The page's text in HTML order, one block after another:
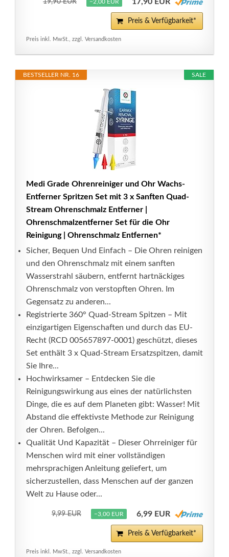
19,90 EUR −2,00 EUR
Preis & Verfügbarkeit*
Preis inkl. MwSt., zzgl. Versandkosten
SALE
BESTSELLER NR. 16
Medi Grade Ohrenreiniger und Ohr Wachs-
Entferner Spritzen Set mit 3 x Sanften Quad-
Stream Ohrenschmalz Entferner |
Ohrenschmalzentferner Set für die Ohr
Reinigung | Ohrenschmalz Entfernen*
Sicher, Bequen Und Einfach – Die Ohren reinigen
und den Ohrenschmalz mit einem sanften
Wasserstrahl säubern, entfernt hartnäckiges
Ohrenschmalz von verstopften Ohren. Im
Gegensatz zu anderen...
Registrierte 360° Quad-Stream Spitzen – Mit
einzigartigen Eigenschaften und durch das EU-
Recht (RCD 005657897-0001) geschützt, dieses
Set enthält 3 x Quad-Stream Ersatzspitzen, damit
Sie Ihre...
Hochwirksamer – Entdecken Sie die
Reinigungswirkung aus eines der natürlichsten
Dinge, die es auf dem Planeten gibt: Wasser! Mit
Abstand die effektivste Methode zur Reinigung
der Ohren. Befolgen...
Qualität Und Kapazität – Dieser Ohrreiniger für
Menschen wird mit einer vollständigen
mehrsprachigen Anleitung geliefert, um
sicherzustellen, dass Menschen auf der ganzen
Welt zu Hause oder...
9,99 EUR −3,00 EUR 6,99 EUR
Preis & Verfügbarkeit*
Preis inkl. MwSt., zzgl. Versandkosten